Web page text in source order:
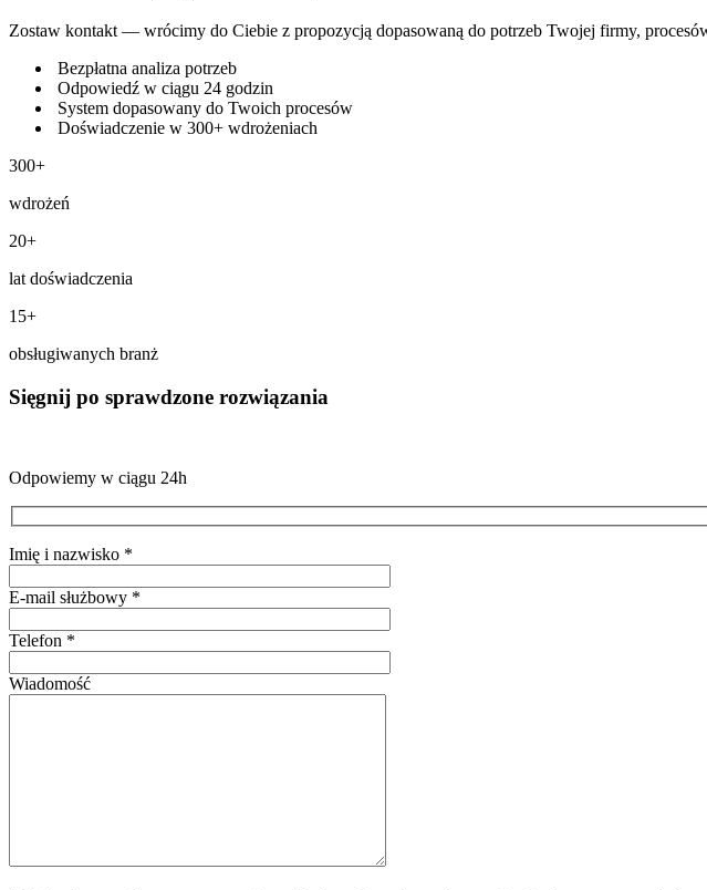
Zostaw kontakt — wrócimy do Ciebie z propozycją dopasowaną do potrzeb Twojej firmy,
Bezpłatna analiza potrzeb
Odpowiedź w ciągu 24 godzin
System dopasowany do Twoich procesów
Doświadczenie w 300+ wdrożeniach
300+
wdrożeń
20+
lat doświadczenia
15+
obsługiwanych branż
Sięgnij po sprawdzone rozwiązania
Odpowiemy w ciągu 24h
Imię i nazwisko *
E-mail służbowy *
Telefon *
Wiadomość